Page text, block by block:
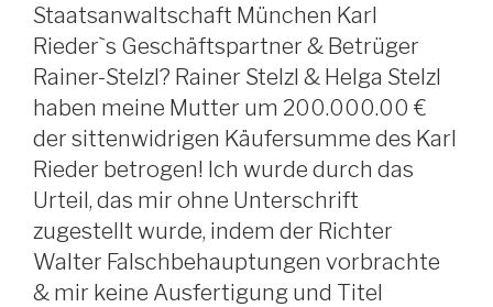
Staatsanwaltschaft München Karl
Rieder`s Geschäftspartner & Betrüger
Rainer-Stelzl? Rainer Stelzl & Helga Stelzl
haben meine Mutter um 200.000.00 €
der sittenwidrigen Käufersumme des Karl
Rieder betrogen! Ich wurde durch das
Urteil, das mir ohne Unterschrift
zugestellt wurde, indem der Richter
Walter Falschbehauptungen vorbrachte
& mir keine Ausfertigung und Titel